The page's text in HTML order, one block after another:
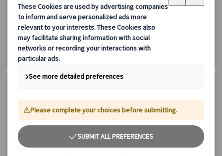
詳細を見る
【10月まで】火・木・日曜日
【11月～】木・日曜日(12/24、3/28を除く)
最少催行人数：
《10月まで》2名様より
《11月～》6名様より
約10時間30分
OFF